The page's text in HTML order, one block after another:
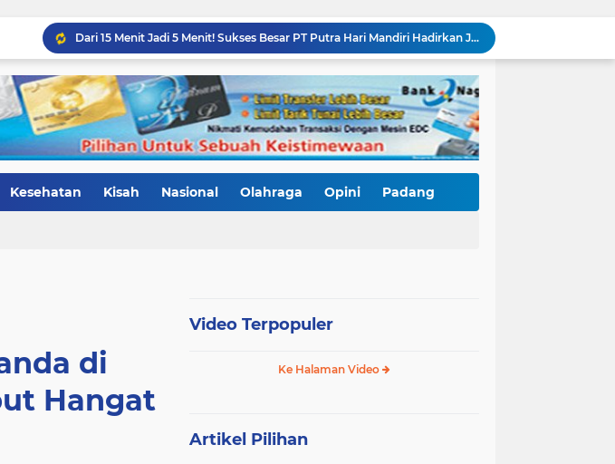
Hadiri Pernikahan Viki & Manda di Pekanbaru, Ketum KJI Disambut Hangat Pihak Keluarga
Sambut Hari Bhayangkara ke-80, Ditlantas Polda Sumbar Gagas "Gerakan Indonesia Asri"
Sambut Tahun Baru Islam 1448 H, Ditlantas Polda Sumbar Ajak Masyarakat Momentumkan Hijrah untuk Kebaikan
DPP KJI Apresiasi Pelantikan KJI Wajo, Dorong Menjadi Organisasi Pers yang Profesional dan Solutif
KJI Wajo Jadi yang Pertama di Sulsel Dilantik, Edy Basri, Jangan Bermusuhan dengan Pemerintah dan Organisasi Pers
Parah! Pemkab 50 Kota Salah Hitung Posisi Keuangan, Benni Okva, "Jajaran Bupati Harus Dievaluasi"
KJI Menjawab, Pers Adalah Mitra Kritis, Bukan 'Londo Ireng'
KJI Tegaskan Media Anggota Wajib Berbadan Hukum
Kesehatan Kisah Nasional Olahraga Opini Padang
di
Hangat
Video Terpopuler
Ke Halaman Video
Artikel Pilihan